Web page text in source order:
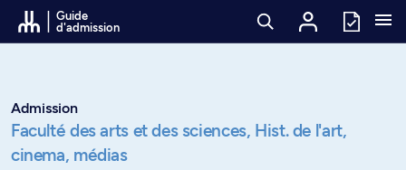
Passer au contenu
Guide
d'admission
Admission
Faculté des arts et des sciences, Hist. de l'art,
cinema, médias